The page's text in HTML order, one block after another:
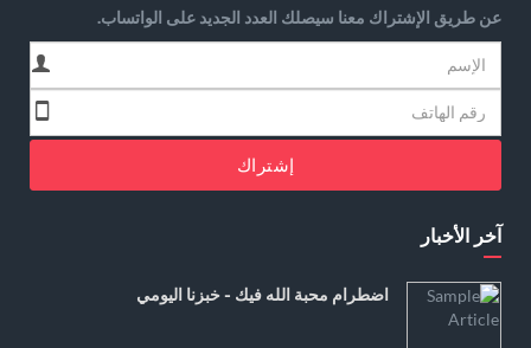
عن طريق الإشتراك معنا سيصلك العدد الجديد على الواتساب.
إشتراك
آخر الأخبار
اضطرام محبة الله فيك - خبزنا اليومي